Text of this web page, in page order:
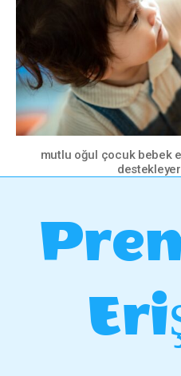
mutlu oğul çocuk bebek